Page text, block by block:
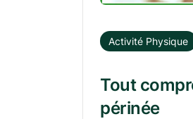
Activité Physique
Tout
périnée